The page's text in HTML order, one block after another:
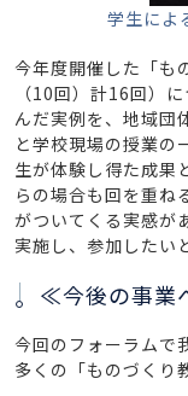
学生によ
今年度開催した「も
（10回）計16回）
んだ実例を、地域団
と学校現場の授業の
生が体験し得た成果
らの場合も回を重ね
がついてくる実感が
実施し、参加したい
≪今後の事業
今回のフォーラムで
多くの「ものづくり